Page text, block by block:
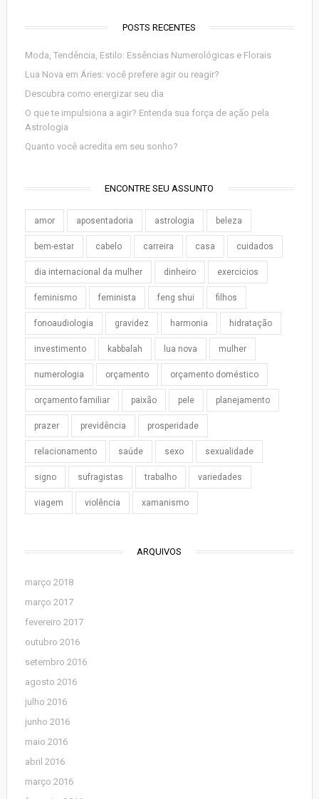
POSTS RECENTES
Moda, Tendência, Estilo: Essências Numerológicas e Florais
Lua Nova em Áries: você prefere agir ou reagir?
Descubra como energizar seu dia
O que te impulsiona a agir? Entenda sua força de ação pela
Astrologia
Quanto você acredita em seu sonho?
ENCONTRE SEU ASSUNTO
amor aposentadoria astrologia beleza
bem-estar cabelo carreira casa cuidados
dia internacional da mulher dinheiro exercicios
feminismo feminista feng shui filhos
fonoaudiologia gravidez harmonia hidratação
investimento kabbalah lua nova mulher
numerologia orçamento orçamento doméstico
orçamento familiar paixão pele planejamento
prazer previdência prosperidade
relacionamento saúde sexo sexualidade
signo sufragistas trabalho variedades
viagem violência xamanismo
ARQUIVOS
março 2018
março 2017
fevereiro 2017
outubro 2016
setembro 2016
agosto 2016
julho 2016
junho 2016
maio 2016
abril 2016
março 2016